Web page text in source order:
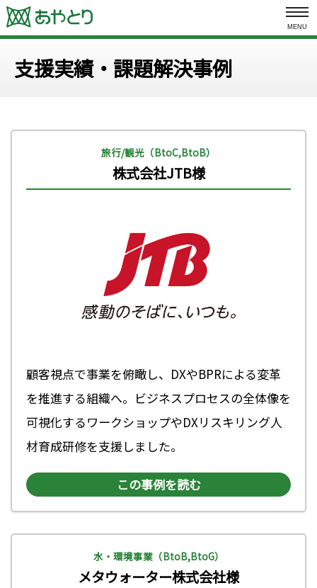
MENU
支援実績・課題解決事例
旅行/観光（BtoC,BtoB）
株式会社JTB様
顧客視点で事業を俯瞰し、DXやBPRによる変革
を推進する組織へ。ビジネスプロセスの全体像を
可視化するワークショップやDXリスキリング人
材育成研修を支援しました。
この事例を読む
水・環境事業（BtoB,BtoG）
メタウォーター株式会社様